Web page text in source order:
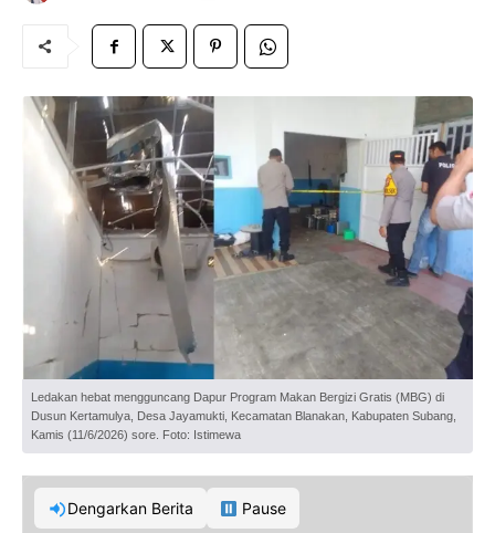
Ledakan hebat mengguncang Dapur Program Makan Bergizi Gratis (MBG) di
Dusun Kertamulya, Desa Jayamukti, Kecamatan Blanakan, Kabupaten Subang,
Kamis (11/6/2026) sore. Foto: Istimewa
Dengarkan Berita Pause